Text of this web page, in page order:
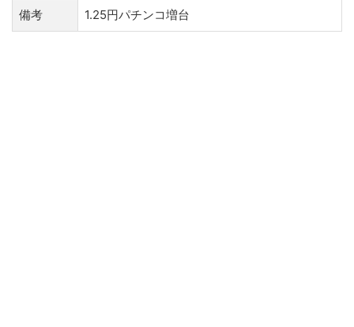
備考 1.25円パチンコ増台